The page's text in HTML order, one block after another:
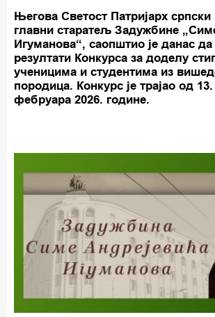
Његова Светост Патријарх
главни старатељ Задужбине
Игуманова“, саопштио је данас
резултати Конкурса за доделу
ученицима и студентима из
породица. Конкурс је трајао од
фебруара 2026. године.